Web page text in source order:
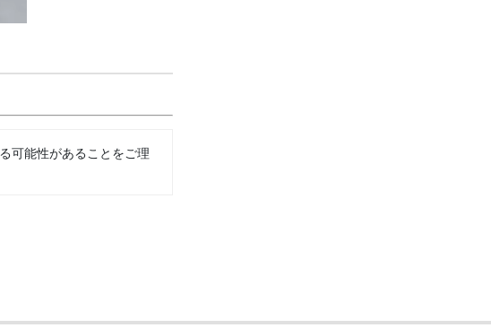
可能性があることをご理